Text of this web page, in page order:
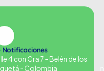
Notificaciones
4 con Cra 7 - Belén de los
- Colombia